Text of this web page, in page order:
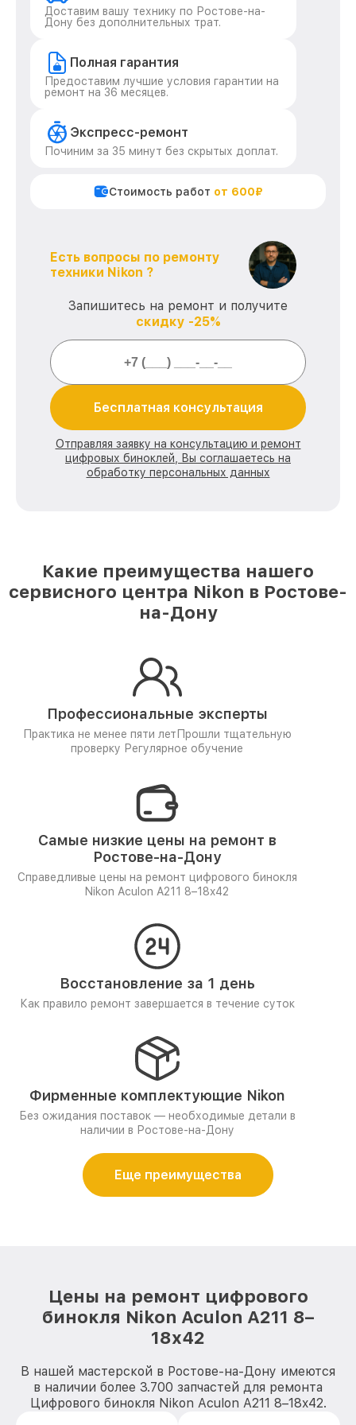
Доставим вашу технику по Ростове-на-
Дону без дополнительных трат.
Полная гарантия
Предоставим лучшие условия гарантии на
ремонт на 36 месяцев.
Экспресс-ремонт
Починим за 35 минут без скрытых доплат.
Стоимость работ от 600₽
Есть вопросы по ремонту
техники Nikon ?
Запишитесь на ремонт и получите
скидку -25%
Бесплатная консультация
Отправляя заявку на консультацию и ремонт
цифровых биноклей, Вы соглашаетесь на
обработку персональных данных
Какие преимущества нашего
сервисного центра Nikon в Ростове-
на-Дону
Профессиональные эксперты
Практика не менее пяти лет Прошли тщательную
проверку Регулярное обучение
Самые низкие цены на ремонт в
Ростове-на-Дону
Справедливые цены на ремонт цифрового бинокля
Nikon Aculon A211 8–18x42
Восстановление за 1 день
Как правило ремонт завершается в течение суток
Фирменные комплектующие Nikon
Без ожидания поставок — необходимые детали в
наличии в Ростове-на-Дону
Еще преимущества
Цены на ремонт цифрового
бинокля Nikon Aculon A211 8–
18x42
В нашей мастерской в Ростове-на-Дону имеются
в наличии более 3.700 запчастей для ремонта
Цифрового бинокля Nikon Aculon A211 8–18x42.